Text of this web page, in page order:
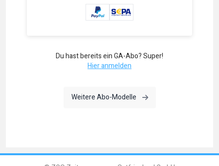
Du hast bereits ein GA-Abo? Super!
Hier anmelden
Weitere Abo-Modelle